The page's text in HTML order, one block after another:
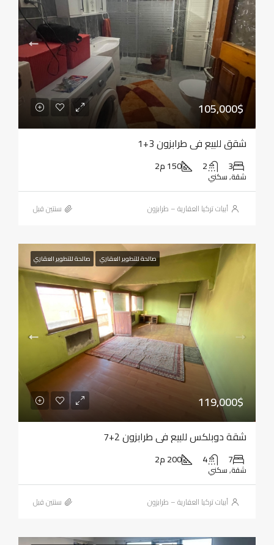
105,000$
شقق للبيع في طرابزون 3+1
3
2 150 م2
شقة, سكني
أبيات تركيا العقارية – طرابزون ‏سنتين قبل
صالحة للتطوير العقاري صالحة للتطوير العقاري
119,000$
شقة دوبلكس للبيع في طرابزون 2+7
7
4 200 م2
شقة, سكني
أبيات تركيا العقارية – طرابزون ‏سنتين قبل